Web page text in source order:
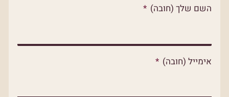
o
k
e
p
השם שלך (חובה)
אימייל (חובה)